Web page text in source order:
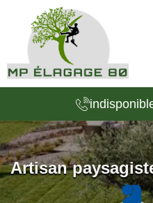
Artisan